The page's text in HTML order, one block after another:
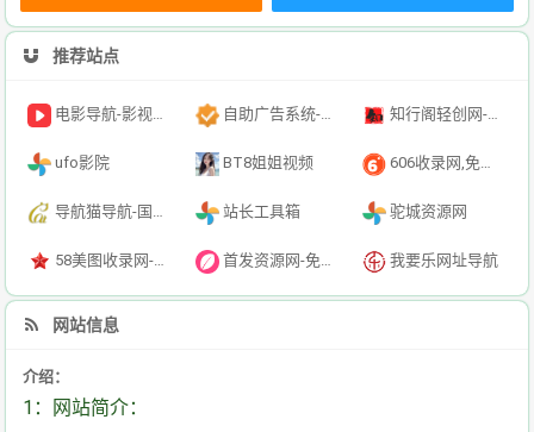
推荐站点
电影导航-影视导航-电影搜索-影视搜索-电影站收录 自助广告系统-自助广告源码-自助投放广告插件 知行阁轻创网-分享网络赚钱项目-全网首发副业项目实操平台-副业创业项目网
ufo影院 BT8姐姐视频 606收录网,免费自动秒收录网址,提供自动收录,网站导航大全源码,自动链,友情链接交换。
导航猫导航-国内专业的技术资源网分类平台 站长工具箱 驼城资源网
58美图收录网-自动收录网站-流量交换-自动链 首发资源网-免费资源下载-最新php源码下载-热门资源下载 我要乐网址导航
网站信息
介绍：
1：网站简介：